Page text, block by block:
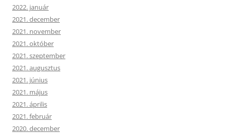
2022. január
2021. december
2021. november
2021. október
2021. szeptember
2021. augusztus
2021. június
2021. május
2021. április
2021. február
2020. december